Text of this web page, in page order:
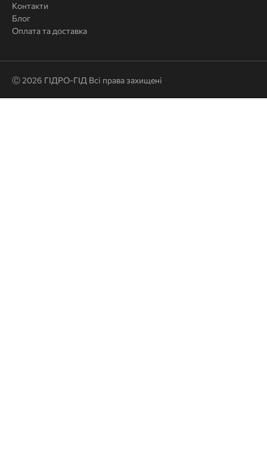
Контакти
Блог
Оплата та доставка
Ⓒ 2026 ГІДРО-ГІД Всі права захищені